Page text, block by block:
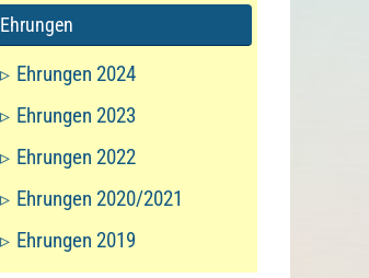
Ehrungen
Ehrungen 2024
Ehrungen 2023
Ehrungen 2022
Ehrungen 2020/2021
Ehrungen 2019